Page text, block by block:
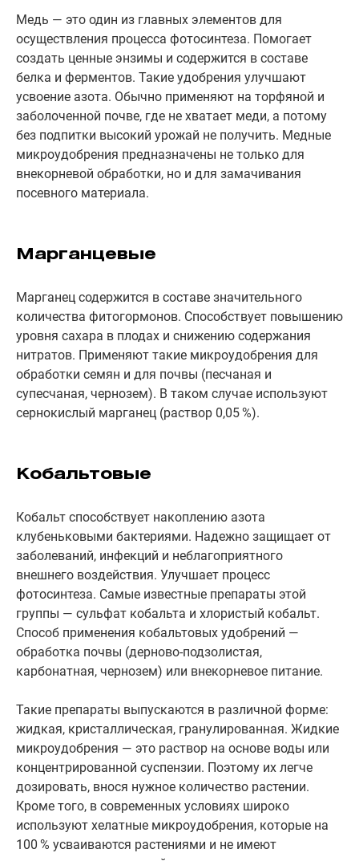
Медь — это один из главных элементов для
осуществления процесса фотосинтеза. Помогает
создать ценные энзимы и содержится в составе
белка и ферментов. Такие удобрения улучшают
усвоение азота. Обычно применяют на торфяной и
заболоченной почве, где не хватает меди, а потому
без подпитки высокий урожай не получить. Медные
микроудобрения предназначены не только для
внекорневой обработки, но и для замачивания
посевного материала.
Марганцевые
Марганец содержится в составе значительного
количества фитогормонов. Способствует повышению
уровня сахара в плодах и снижению содержания
нитратов. Применяют такие микроудобрения для
обработки семян и для почвы (песчаная и
супесчаная, чернозем). В таком случае используют
сернокислый марганец (раствор 0,05 %).
Кобальтовые
Кобальт способствует накоплению азота
клубеньковыми бактериями. Надежно защищает от
заболеваний, инфекций и неблагоприятного
внешнего воздействия. Улучшает процесс
фотосинтеза. Самые известные препараты этой
группы — сульфат кобальта и хлористый кобальт.
Способ применения кобальтовых удобрений —
обработка почвы (дерново-подзолистая,
карбонатная, чернозем) или внекорневое питание.
Такие препараты выпускаются в различной форме:
жидкая, кристаллическая, гранулированная. Жидкие
микроудобрения — это раствор на основе воды или
концентрированной суспензии. Поэтому их легче
дозировать, внося нужное количество растении.
Кроме того, в современных условиях широко
используют хелатные микроудобрения, которые на
100 % усваиваются растениями и не имеют